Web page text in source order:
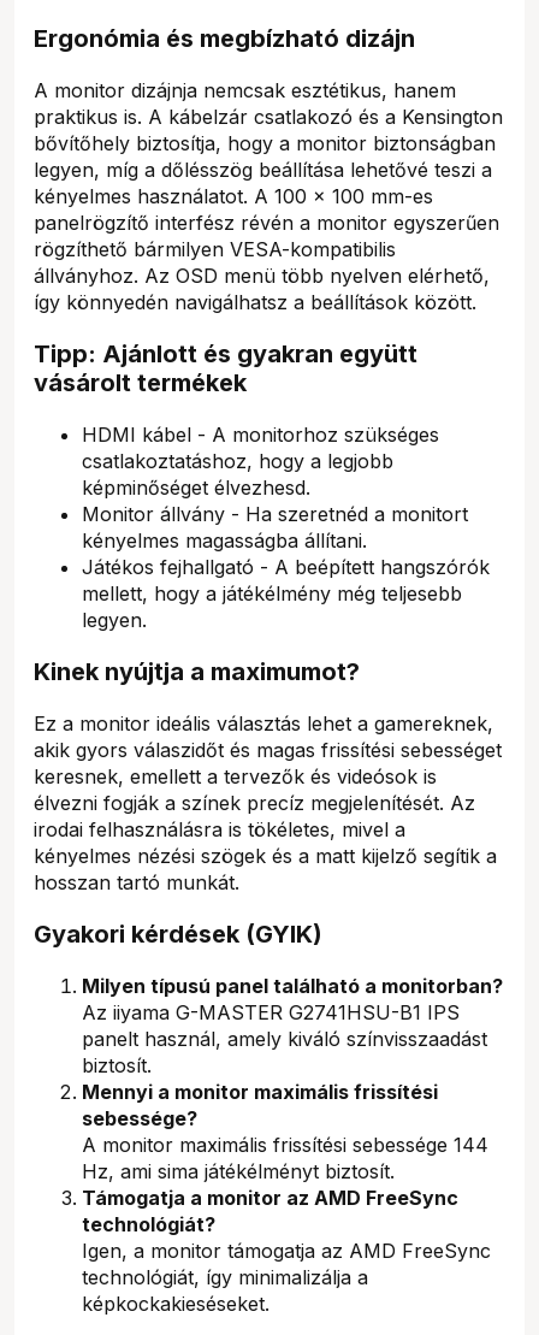
Ergonómia és megbízható dizájn
A monitor dizájnja nemcsak esztétikus, hanem
praktikus is. A kábelzár csatlakozó és a Kensington
bővítőhely biztosítja, hogy a monitor biztonságban
legyen, míg a dőlésszög beállítása lehetővé teszi a
kényelmes használatot. A 100 x 100 mm-es
panelrögzítő interfész révén a monitor egyszerűen
rögzíthető bármilyen VESA-kompatibilis
állványhoz. Az OSD menü több nyelven elérhető,
így könnyedén navigálhatsz a beállítások között.
Tipp: Ajánlott és gyakran együtt
vásárolt termékek
HDMI kábel - A monitorhoz szükséges
csatlakoztatáshoz, hogy a legjobb
képminőséget élvezhesd.
Monitor állvány - Ha szeretnéd a monitort
kényelmes magasságba állítani.
Játékos fejhallgató - A beépített hangszórók
mellett, hogy a játékélmény még teljesebb
legyen.
Kinek nyújtja a maximumot?
Ez a monitor ideális választás lehet a gamereknek,
akik gyors válaszidőt és magas frissítési sebességet
keresnek, emellett a tervezők és videósok is
élvezni fogják a színek precíz megjelenítését. Az
irodai felhasználásra is tökéletes, mivel a
kényelmes nézési szögek és a matt kijelző segítik a
hosszan tartó munkát.
Gyakori kérdések (GYIK)
Milyen típusú panel található a monitorban?
Az iiyama G-MASTER G2741HSU-B1 IPS
panelt használ, amely kiváló színvisszaadást
biztosít.
Mennyi a monitor maximális frissítési
sebessége?
A monitor maximális frissítési sebessége 144
Hz, ami sima játékélményt biztosít.
Támogatja a monitor az AMD FreeSync
technológiát?
Igen, a monitor támogatja az AMD FreeSync
technológiát, így minimalizálja a
képkockakieséseket.